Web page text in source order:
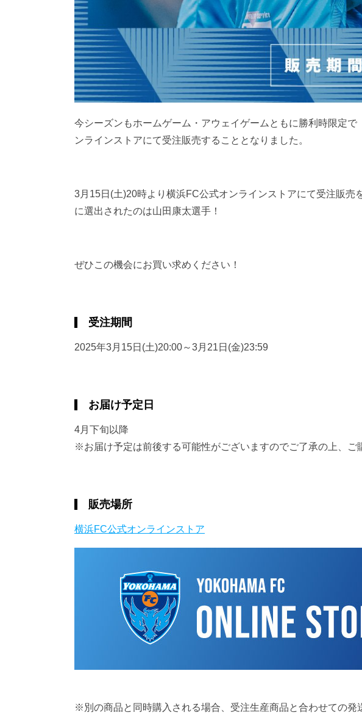
今シーズンもホームゲーム・アウェイゲームともに勝利時限定
ンラインストアにて受注販売することとなりました。
3月15日(土)20時より横浜FC公式オンラインストアにて受注販売
に選出されたのは山田康太選手！
ぜひこの機会にお買い求めください！
受注期間
2025年3月15日(土)20:00～3月21日(金)23:59
お届け予定日
4月下旬以降
※お届け予定は前後する可能性がございますのでご了承の上、ご
販売場所
横浜FC公式オンラインストア
※別の商品と同時購入される場合、受注生産商品と合わせての発